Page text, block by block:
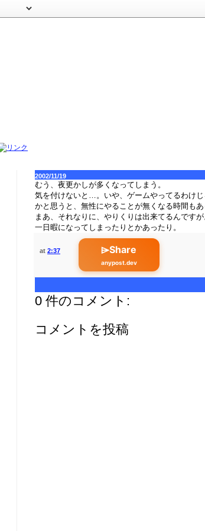
2002/11/19
むう、夜更かしが多くなってしまう。
気を付けないと…。いや、ゲームやってるわけ
かと思うと、無性にやることが無くなる時間も
まあ、それなりに、やりくりは出来てるんですが
一日暇になってしまったりとかあったり。
at 2:37 ⌲Share
anypost.dev
0 件のコメント:
コメントを投稿